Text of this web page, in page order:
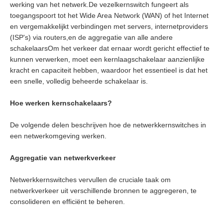
werking van het netwerk.De vezelkernswitch fungeert als
toegangspoort tot het Wide Area Network (WAN) of het Internet
en vergemakkelijkt verbindingen met servers, internetproviders
(ISP's) via routers,en de aggregatie van alle andere
schakelaarsOm het verkeer dat ernaar wordt gericht effectief te
kunnen verwerken, moet een kernlaagschakelaar aanzienlijke
kracht en capaciteit hebben, waardoor het essentieel is dat het
een snelle, volledig beheerde schakelaar is.
Hoe werken kernschakelaars?
De volgende delen beschrijven hoe de netwerkkernswitches in
een netwerkomgeving werken.
Aggregatie van netwerkverkeer
Netwerkkernswitches vervullen de cruciale taak om
netwerkverkeer uit verschillende bronnen te aggregeren, te
consolideren en efficiënt te beheren.